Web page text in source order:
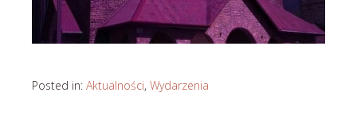
Posted in: Aktualności, Wydarzenia